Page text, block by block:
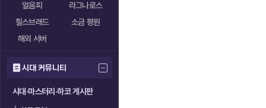
얼음피
라그나로스
힐스브래드
소금 평원
해외 서버
시대 커뮤니티
시대·마스터리·하코 게시판